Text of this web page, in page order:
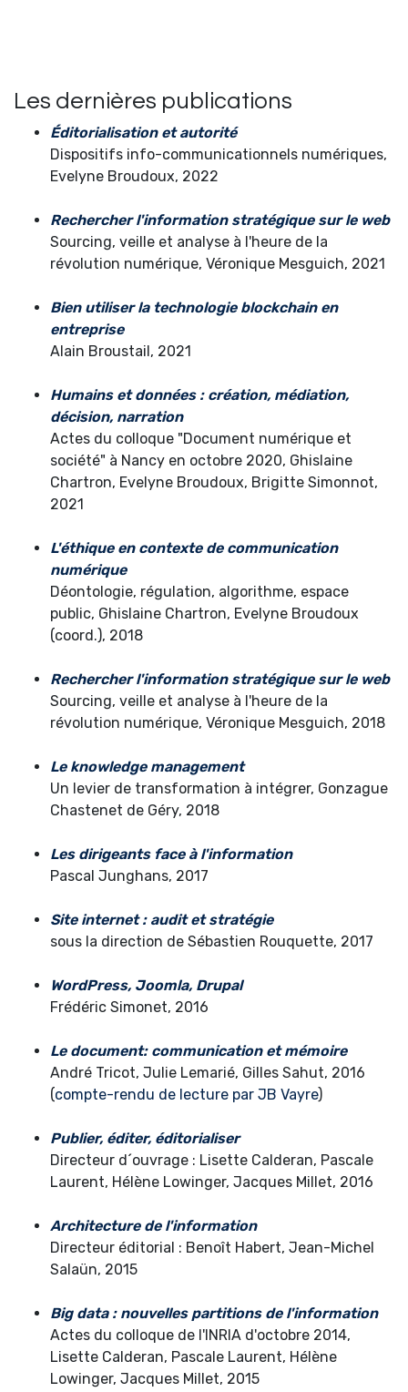
Les dernières publications
Éditorialisation et autorité
Dispositifs info-communicationnels numériques,
Evelyne Broudoux, 2022
Rechercher l'information stratégique sur le web
Sourcing, veille et analyse à l'heure de la
révolution numérique, Véronique Mesguich, 2021
Bien utiliser la technologie blockchain en
entreprise
Alain Broustail, 2021
Humains et données : création, médiation,
décision, narration
Actes du colloque "Document numérique et
société" à Nancy en octobre 2020, Ghislaine
Chartron, Evelyne Broudoux, Brigitte Simonnot,
2021
L'éthique en contexte de communication
numérique
Déontologie, régulation, algorithme, espace
public, Ghislaine Chartron, Evelyne Broudoux
(coord.), 2018
Rechercher l'information stratégique sur le web
Sourcing, veille et analyse à l'heure de la
révolution numérique, Véronique Mesguich, 2018
Le knowledge management
Un levier de transformation à intégrer, Gonzague
Chastenet de Géry, 2018
Les dirigeants face à l'information
Pascal Junghans, 2017
Site internet : audit et stratégie
sous la direction de Sébastien Rouquette, 2017
WordPress, Joomla, Drupal
Frédéric Simonet, 2016
Le document: communication et mémoire
André Tricot, Julie Lemarié, Gilles Sahut, 2016
(compte-rendu de lecture par JB Vayre)
Publier, éditer, éditorialiser
Directeur d´ouvrage : Lisette Calderan, Pascale
Laurent, Hélène Lowinger, Jacques Millet, 2016
Architecture de l'information
Directeur éditorial : Benoît Habert, Jean-Michel
Salaün, 2015
Big data : nouvelles partitions de l'information
Actes du colloque de l'INRIA d'octobre 2014,
Lisette Calderan, Pascale Laurent, Hélène
Lowinger, Jacques Millet, 2015